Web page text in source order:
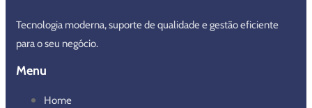
Tecnologia moderna, suporte de qualidade e gestão eficiente
para o seu negócio.
Menu
Home